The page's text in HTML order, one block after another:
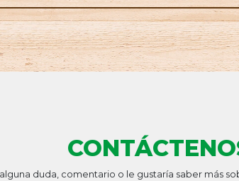
alguna duda, comentario o le gustaría saber más